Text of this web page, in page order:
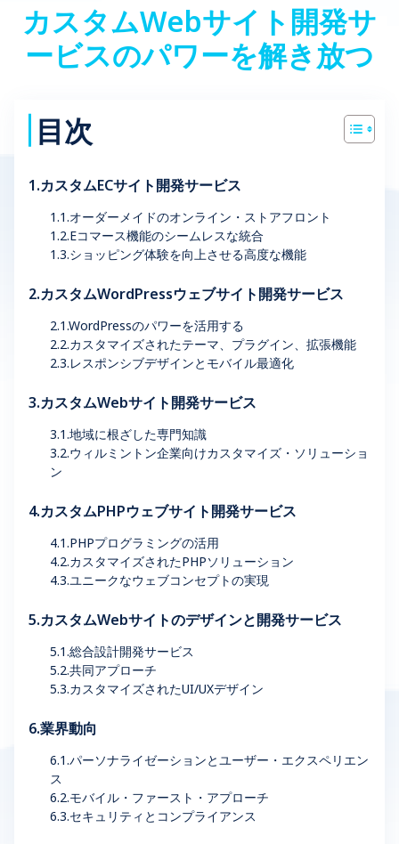
カスタムWebサイト開発サ
ービスのパワーを解き放つ
目次
1.カスタムECサイト開発サービス
1.1.オーダーメイドのオンライン・ストアフロント
1.2.Eコマース機能のシームレスな統合
1.3.ショッピング体験を向上させる高度な機能
2.カスタムWordPressウェブサイト開発サービス
2.1.WordPressのパワーを活用する
2.2.カスタマイズされたテーマ、プラグイン、拡張機能
2.3.レスポンシブデザインとモバイル最適化
3.カスタムWebサイト開発サービス
3.1.地域に根ざした専門知識
3.2.ウィルミントン企業向けカスタマイズ・ソリューショ
ン
4.カスタムPHPウェブサイト開発サービス
4.1.PHPプログラミングの活用
4.2.カスタマイズされたPHPソリューション
4.3.ユニークなウェブコンセプトの実現
5.カスタムWebサイトのデザインと開発サービス
5.1.総合設計開発サービス
5.2.共同アプローチ
5.3.カスタマイズされたUI/UXデザイン
6.業界動向
6.1.パーソナライゼーションとユーザー・エクスペリエン
ス
6.2.モバイル・ファースト・アプローチ
6.3.セキュリティとコンプライアンス